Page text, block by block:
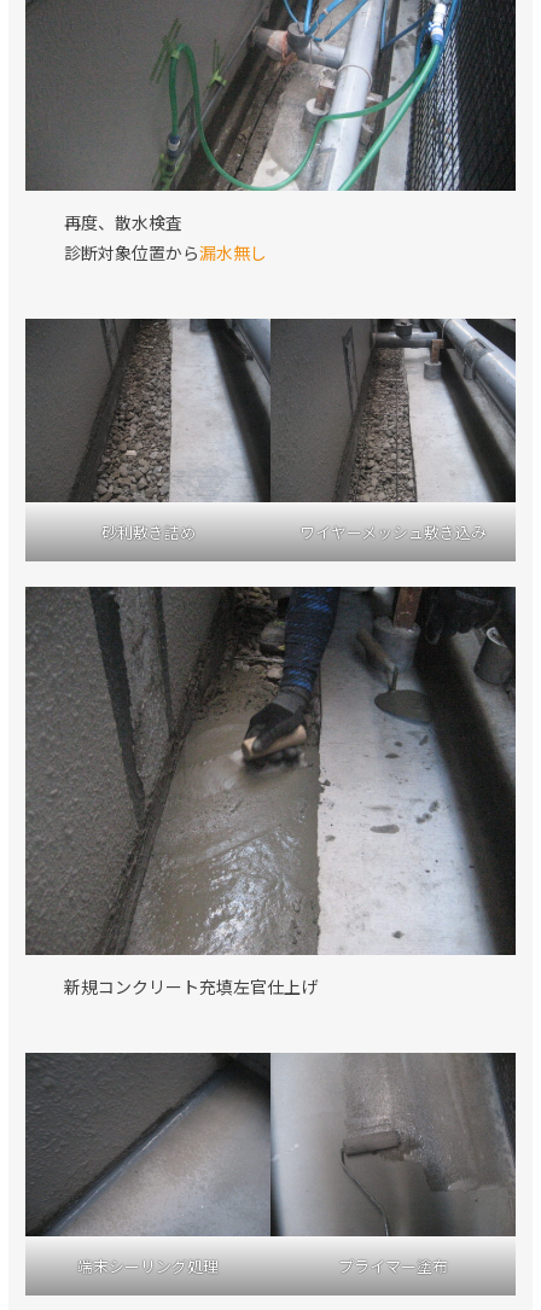
再度、散水検査
診断対象位置から漏水無し
砂利敷き詰め ワイヤーメッシュ敷き込み
新規コンクリート充填左官仕上げ
端末シーリング処理 プライマー塗布